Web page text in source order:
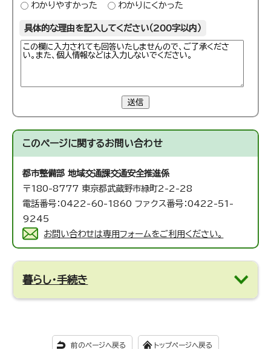
わかりやすかった わかりにくかった
具体的な理由を記入してください（200字以内）
送信
このページに関するお問い合わせ
都市整備部 地域交通課交通安全推進係
〒180-8777 東京都武蔵野市緑町2-2-28
電話番号：0422-60-1860 ファクス番号：0422-51-
9245
お問い合わせは専用フォームをご利用ください。
暮らし・手続き
前のページへ戻る トップページへ戻る